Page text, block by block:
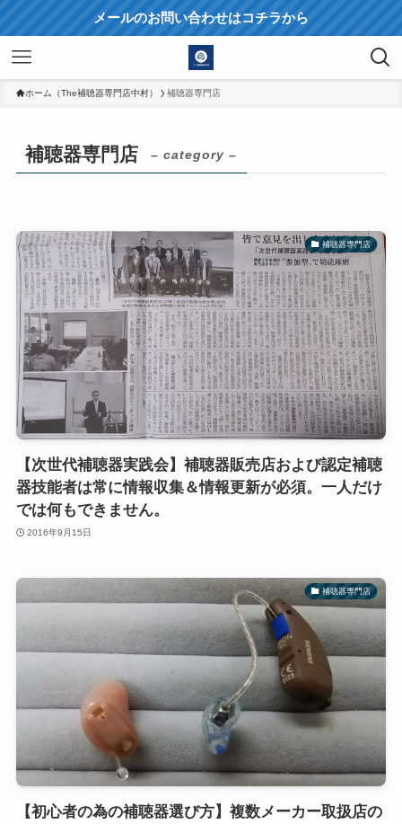
メールのお問い合わせはコチラから
ホーム（The補聴器専門店中村） 補聴器専門店
補聴器専門店 – category –
補聴器専門店
【次世代補聴器実践会】補聴器販売店および認定補聴
器技能者は常に情報収集＆情報更新が必須。一人だけ
では何もできません。
2016年9月15日
補聴器専門店
【初心者の為の補聴器選び方】複数メーカー取扱店の